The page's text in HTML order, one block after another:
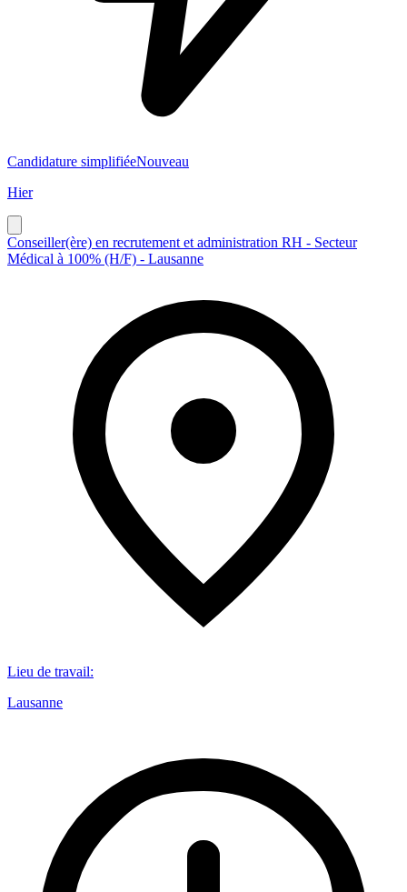
Candidature simplifiéeNouveau
Hier
Conseiller(ère) en recrutement et administration RH - Secteur
Médical à 100% (H/F) - Lausanne
Lieu de travail:
Lausanne